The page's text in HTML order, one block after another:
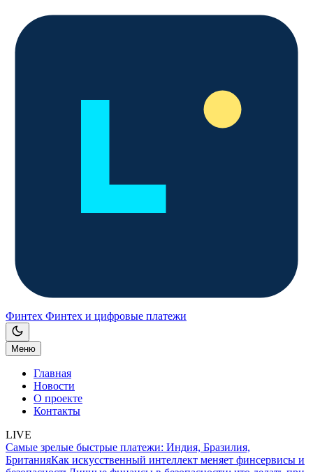
Финтех Финтех и цифровые платежи
Меню
Главная
Новости
О проекте
Контакты
LIVE
Самые зрелые быстрые платежи: Индия, Бразилия,
БританияКак искусственный интеллект меняет финсервисы и